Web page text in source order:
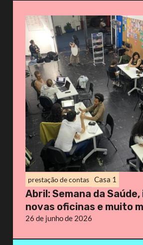
prestação de contas Casa 1
Abril: Semana da
novas oficinas e muito
26 de junho de 2026